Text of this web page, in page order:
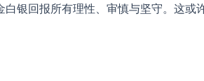
银回报所有理性、审慎与坚守。这